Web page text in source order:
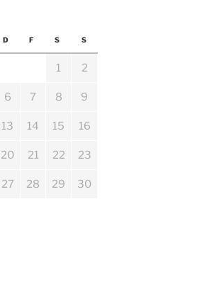
D F S S
1 2
6 7 8 9
13 14 15 16
20 21 22 23
27 28 29 30